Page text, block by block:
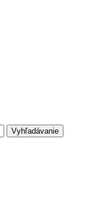
Vyhľadávanie